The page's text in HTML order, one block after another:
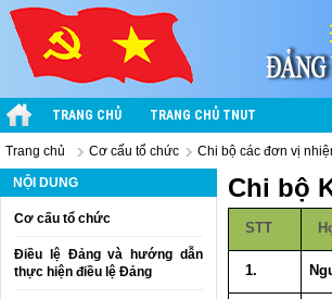
TRANG CHỦ TRANG CHỦ TNUT
Trang chủ Cơ cấu tổ chức Chi bộ các đơn vị
NỘI DUNG
Cơ cấu tổ chức
Điều lệ Đảng và hướng dẫn
thực hiện điều lệ Đảng
Chi bộ
STT
1.